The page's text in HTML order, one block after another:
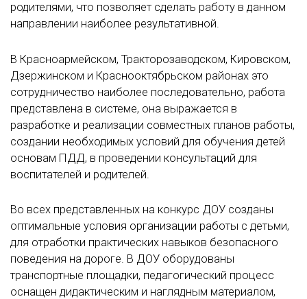
родителями, что позволяет сделать работу в данном
направлении наиболее результативной.
В Красноармейском, Тракторозаводском, Кировском,
Дзержинском и Краснооктябрьском районах это
сотрудничество наиболее последовательно, работа
представлена в системе, она выражается в
разработке и реализации совместных планов работы,
создании необходимых условий для обучения детей
основам ПДД, в проведении консультаций для
воспитателей и родителей.
Во всех представленных на конкурс ДОУ созданы
оптимальные условия организации работы с детьми,
для отработки практических навыков безопасного
поведения на дороге. В ДОУ оборудованы
транспортные площадки, педагогический процесс
оснащен дидактическим и наглядным материалом,